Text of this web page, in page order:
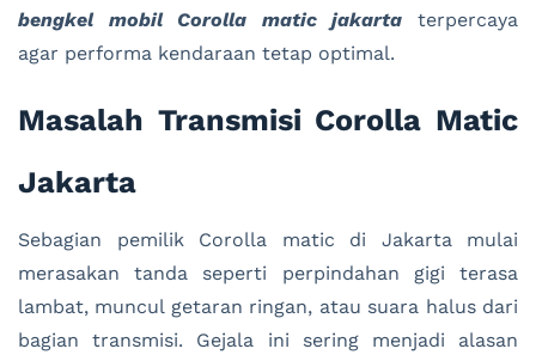
bengkel mobil Corolla matic jakarta terpercaya
agar performa kendaraan tetap optimal.
Masalah Transmisi Corolla Matic
Jakarta
Sebagian pemilik Corolla matic di Jakarta mulai
merasakan tanda seperti perpindahan gigi terasa
lambat, muncul getaran ringan, atau suara halus dari
bagian transmisi. Gejala ini sering menjadi alasan